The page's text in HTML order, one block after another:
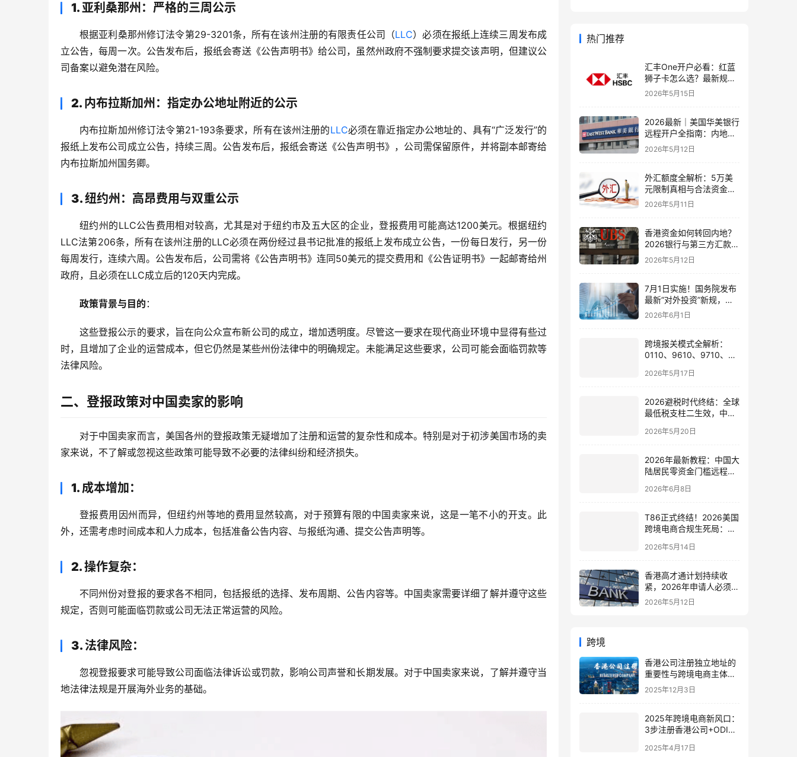
1. 亚利桑那州：严格的三周公示
根据亚利桑那州修订法令第29-3201条，所有在该州注册的有限责任公司（LLC）必须在报纸上连续三周发布成
立公告，每周一次。公告发布后，报纸会寄送《公告声明书》给公司，虽然州政府不强制要求提交该声明，但建议公
司备案以避免潜在风险。
2. 内布拉斯加州：指定办公地址附近的公示
内布拉斯加州修订法令第21-193条要求，所有在该州注册的LLC必须在靠近指定办公地址的、具有“广泛发行”的
报纸上发布公司成立公告，持续三周。公告发布后，报纸会寄送《公告声明书》，公司需保留原件，并将副本邮寄给
内布拉斯加州国务卿。
3. 纽约州：高昂费用与双重公示
纽约州的LLC公告费用相对较高，尤其是对于纽约市及五大区的企业，登报费用可能高达1200美元。根据纽约
LLC法第206条，所有在该州注册的LLC必须在两份经过县书记批准的报纸上发布成立公告，一份每日发行，另一份
每周发行，连续六周。公告发布后，公司需将《公告声明书》连同50美元的提交费用和《公告证明书》一起邮寄给州
政府，且必须在LLC成立后的120天内完成。
政策背景与目的 ：
这些登报公示的要求，旨在向公众宣布新公司的成立，增加透明度。尽管这一要求在现代商业环境中显得有些过
时，且增加了企业的运营成本，但它仍然是某些州份法律中的明确规定。未能满足这些要求，公司可能会面临罚款等
法律风险。
二、登报政策对中国卖家的影响
对于中国卖家而言，美国各州的登报政策无疑增加了注册和运营的复杂性和成本。特别是对于初涉美国市场的卖
家来说，不了解或忽视这些政策可能导致不必要的法律纠纷和经济损失。
1. 成本增加：
登报费用因州而异，但纽约州等地的费用显然较高，对于预算有限的中国卖家来说，这是一笔不小的开支。此
外，还需考虑时间成本和人力成本，包括准备公告内容、与报纸沟通、提交公告声明等。
2. 操作复杂：
不同州份对登报的要求各不相同，包括报纸的选择、发布周期、公告内容等。中国卖家需要详细了解并遵守这些
规定，否则可能面临罚款或公司无法正常运营的风险。
3. 法律风险：
忽视登报要求可能导致公司面临法律诉讼或罚款，影响公司声誉和长期发展。对于中国卖家来说，了解并遵守当
地法律法规是开展海外业务的基础。
热门推荐
汇丰One开户必看：红蓝
狮子卡怎么选？最新规则
+补办攻略+5个避坑指南
2026年5月15日
2026最新｜美国华美银行
远程开户全指南：内地居
民足不出户办理美股与跨
境账户实操解析
2026年5月12日
外汇额度全解析：5万美
元限制真相与合法资金出
境通道
2026年5月11日
香港资金如何转回内地？
2026银行与第三方汇款全
攻略
2026年5月12日
7月1日实施！国务院发布
最新“对外投资”新规，炒
股、出海、海外资产配置
2026年6月1日
跨境报关模式全解析：
0110、9610、9710、
别与最佳应用场景
2026年5月17日
2026避税时代终结：全球
最低税支柱二生效，中国
策略
2026年5月20日
2026年最新教程：中国大
陆居民零资金门槛远程开
流程
2026年6月8日
T86正式终结！2026美国
跨境电商合规生死局：海
构全面重构
2026年5月14日
香港高才通计划持续收
紧，2026年申请人必须注
意的7个关键变化！附最
2026年5月12日
跨境
香港公司注册独立地址的
重要性与跨境电商主体变
更策略指南
2025年12月3日
2025年跨境电商新风口：
3步注册香港公司+ODI备
2025年4月17日